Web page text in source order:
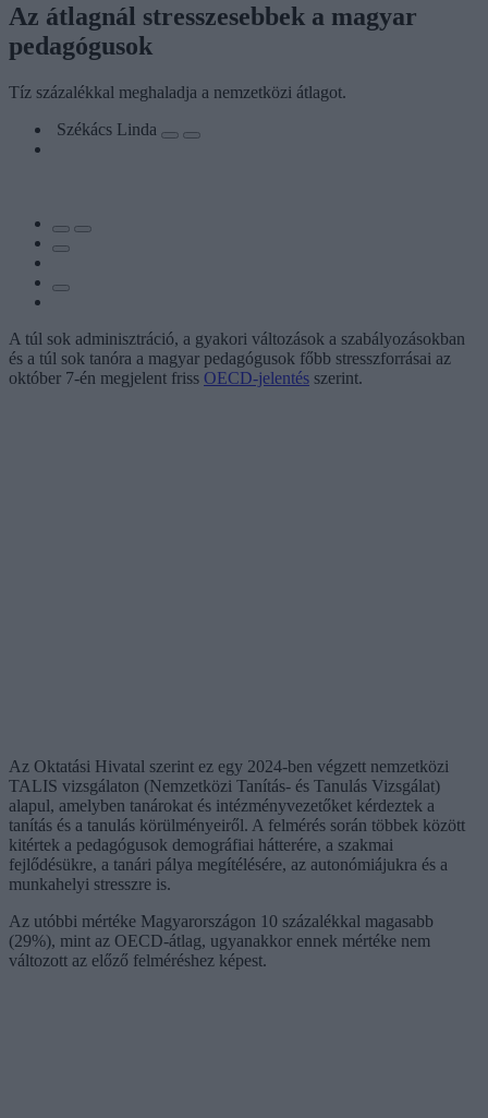
Az átlagnál stresszesebbek a magyar
pedagógusok
Tíz százalékkal meghaladja a nemzetközi átlagot.
Székács Linda
A túl sok adminisztráció, a gyakori változások a szabályozásokban
és a túl sok tanóra a magyar pedagógusok főbb stresszforrásai az
október 7-én megjelent friss OECD-jelentés szerint.
Az Oktatási Hivatal szerint ez egy 2024-ben végzett nemzetközi
TALIS vizsgálaton (Nemzetközi Tanítás- és Tanulás Vizsgálat)
alapul, amelyben tanárokat és intézményvezetőket kérdeztek a
tanítás és a tanulás körülményeiről. A felmérés során többek között
kitértek a pedagógusok demográfiai hátterére, a szakmai
fejlődésükre, a tanári pálya megítélésére, az autonómiájukra és a
munkahelyi stresszre is.
Az utóbbi mértéke Magyarországon 10 százalékkal magasabb
(29%), mint az OECD-átlag, ugyanakkor ennek mértéke nem
változott az előző felméréshez képest.